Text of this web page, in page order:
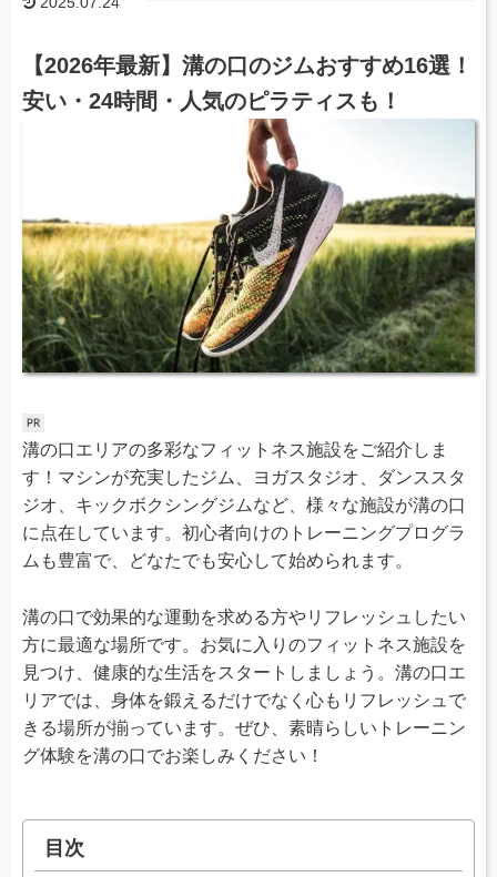
【2026年最新】溝の口のジムおすすめ16選！
安い・24時間・人気のピラティスも！
溝の口エリアの多彩なフィットネス施設をご紹介しま
す！マシンが充実したジム、ヨガスタジオ、ダンススタ
ジオ、キックボクシングジムなど、様々な施設が溝の口
に点在しています。初心者向けのトレーニングプログラ
ムも豊富で、どなたでも安心して始められます。
溝の口で効果的な運動を求める方やリフレッシュしたい
方に最適な場所です。お気に入りのフィットネス施設を
見つけ、健康的な生活をスタートしましょう。溝の口エ
リアでは、身体を鍛えるだけでなく心もリフレッシュで
きる場所が揃っています。ぜひ、素晴らしいトレーニン
グ体験を溝の口でお楽しみください！
目次